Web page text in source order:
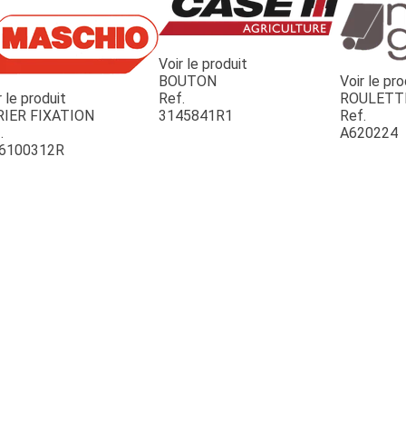
JOUET
le produit
FIXATION
Voir le produit
BOUTON
Ref.
3145841R1
Voir le
Ref.
A620224